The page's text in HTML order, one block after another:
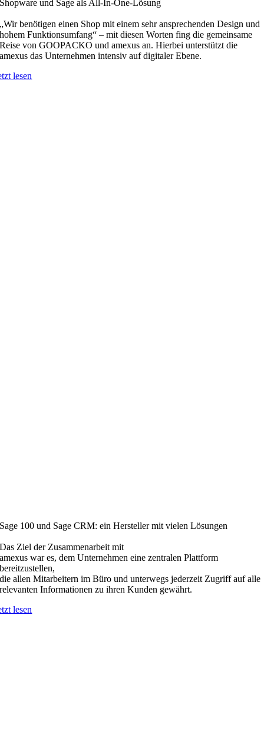
Shopware und Sage als All-In-One-Lösung
„Wir benötigen einen Shop mit einem sehr ansprechenden Design und
hohem Funktionsumfang“ – mit diesen Worten fing die gemeinsame
Reise von GOOPACKO und amexus an. Hierbei unterstützt die
amexus das Unternehmen intensiv auf digitaler Ebene.
lesen
Sage 100 und Sage CRM: ein Hersteller mit vielen Lösungen
Das Ziel der Zusammenarbeit mit
amexus war es, dem Unternehmen eine zentralen Plattform
bereitzustellen,
die allen Mitarbeitern im Büro und unterwegs jederzeit Zugriff auf alle
relevanten Informationen zu ihren Kunden gewährt.
lesen